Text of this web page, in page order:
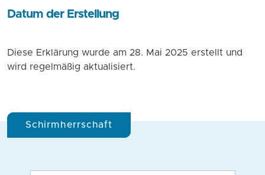
Datum der Erstellung
Diese Erklärung wurde am 28. Mai 2025 erstellt und
wird regelmäßig aktualisiert.
Schirmherrschaft